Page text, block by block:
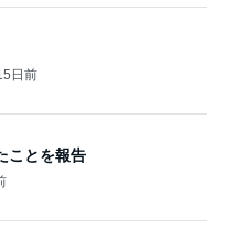
日前
ことを報告